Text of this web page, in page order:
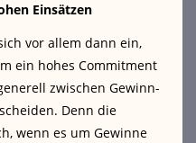
Einsätzen
vor allem dann ein,
ein hohes Commitment
zwischen Gewinn-
Denn die
wenn es um Gewinne